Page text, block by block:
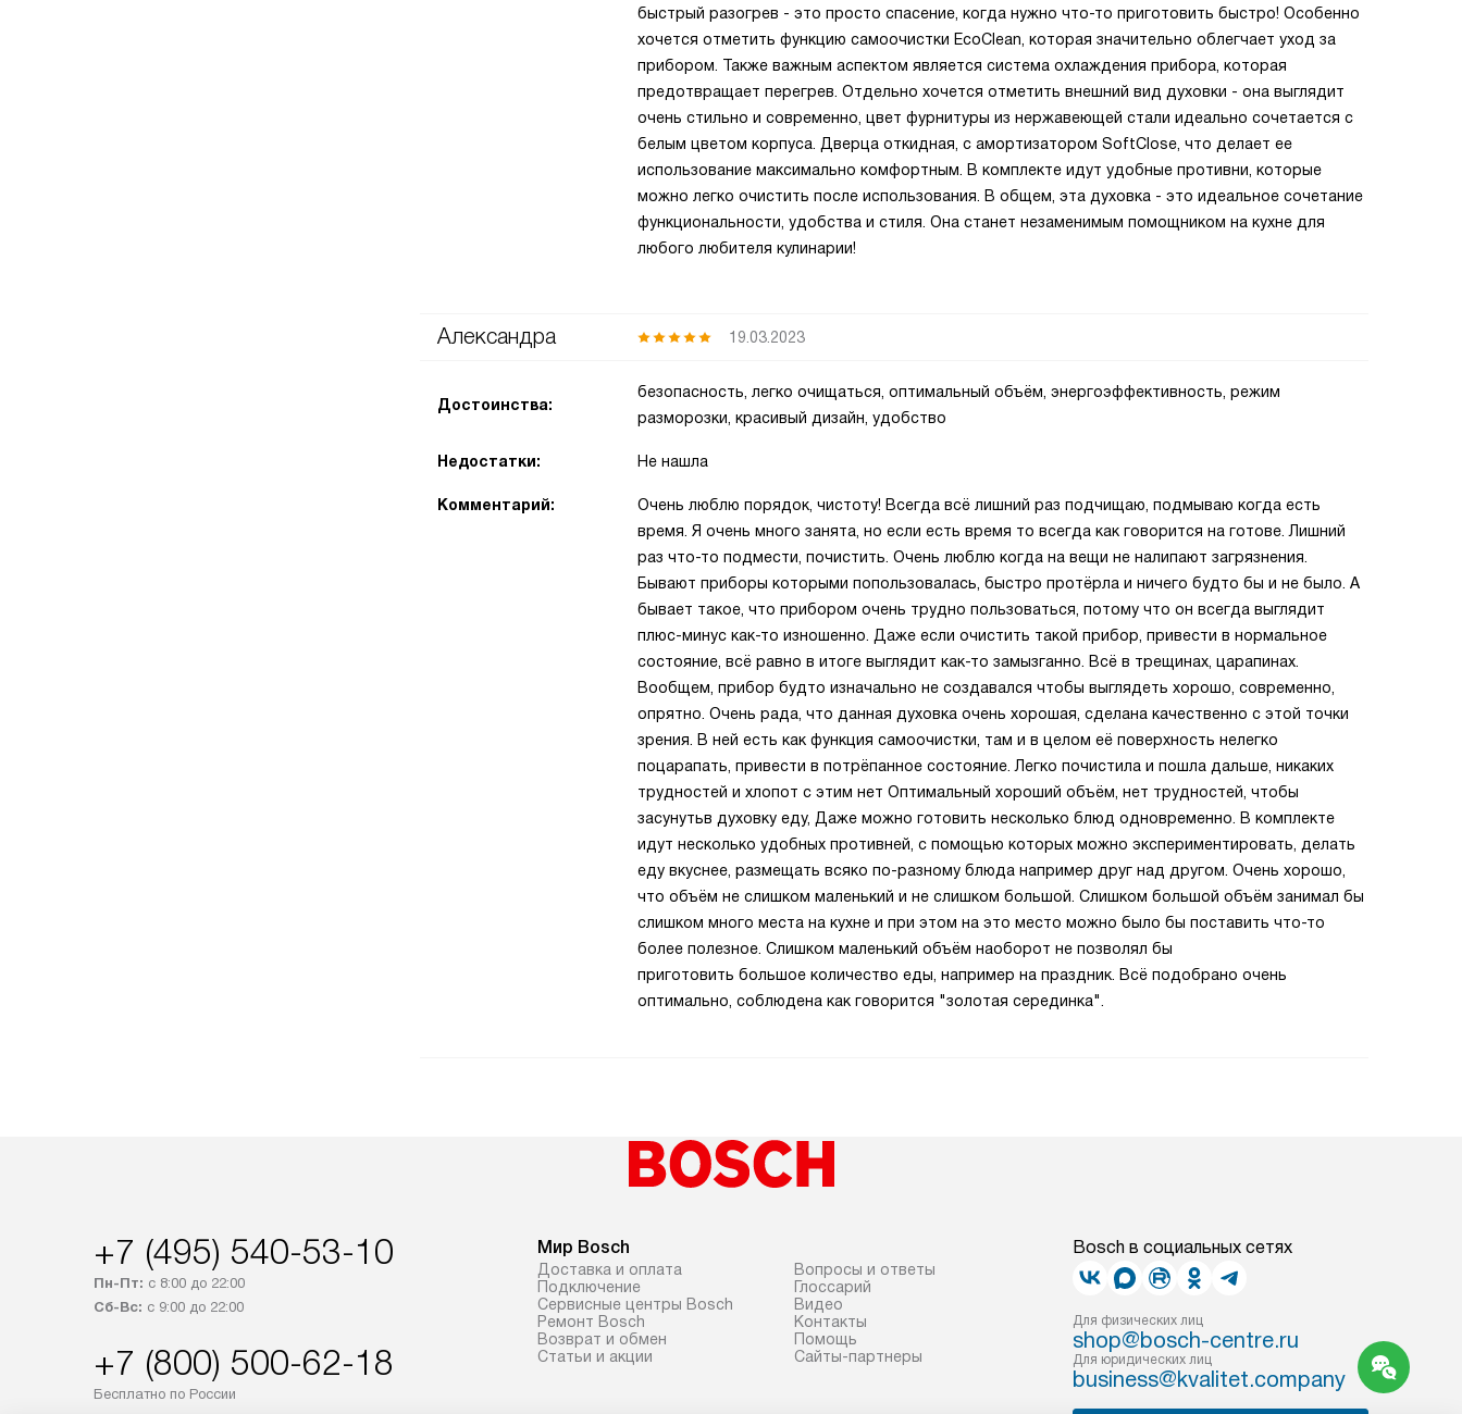
быстрый разогрев - это просто спасение, когда нужно что-то приготовить быстро! Особенно
хочется отметить функцию самоочистки EcoClean, которая значительно облегчает уход за
прибором. Также важным аспектом является система охлаждения прибора, которая
предотвращает перегрев. Отдельно хочется отметить внешний вид духовки - она выглядит
очень стильно и современно, цвет фурнитуры из нержавеющей стали идеально сочетается с
белым цветом корпуса. Дверца откидная, с амортизатором SoftClose, что делает ее
использование максимально комфортным. В комплекте идут удобные противни, которые
можно легко очистить после использования. В общем, эта духовка - это идеальное сочетание
функциональности, удобства и стиля. Она станет незаменимым помощником на кухне для
любого любителя кулинарии!
Александра 19.03.2023
Достоинства:
безопасность, легко очищаться, оптимальный объём, энергоэффективность, режим
разморозки, красивый дизайн, удобство
Недостатки: Не нашла
Комментарий:
Очень люблю порядок, чистоту! Всегда всё лишний раз подчищаю, подмываю когда есть
время. Я очень много занята, но если есть время то всегда как говорится на готове. Лишний
раз что-то подмести, почистить. Очень люблю когда на вещи не налипают загрязнения.
Бывают приборы которыми попользовалась, быстро протёрла и ничего будто бы и не было. А
бывает такое, что прибором очень трудно пользоваться, потому что он всегда выглядит
плюс-минус как-то изношенно. Даже если очистить такой прибор, привести в нормальное
состояние, всё равно в итоге выглядит как-то замызганно. Всё в трещинах, царапинах.
Вообщем, прибор будто изначально не создавался чтобы выглядеть хорошо, современно,
опрятно. Очень рада, что данная духовка очень хорошая, сделана качественно с этой точки
зрения. В ней есть как функция самоочистки, там и в целом её поверхность нелегко
поцарапать, привести в потрёпанное состояние. Легко почистила и пошла дальше, никаких
трудностей и хлопот с этим нет Оптимальный хороший объём, нет трудностей, чтобы
засунутьв духовку еду, Даже можно готовить несколько блюд одновременно. В комплекте
идут несколько удобных противней, с помощью которых можно экспериментировать, делать
еду вкуснее, размещать всяко по-разному блюда например друг над другом. Очень хорошо,
что объём не слишком маленький и не слишком большой. Слишком большой объём занимал бы
слишком много места на кухне и при этом на это место можно было бы поставить что-то
более полезное. Слишком маленький объём наоборот не позволял бы
приготовить большое количество еды, например на праздник. Всё подобрано очень
оптимально, соблюдена как говорится "золотая серединка".
+7 (495) 540-53-10
Пн-Пт: с 8:00 до 22:00
Сб-Вс: с 9:00 до 22:00
+7 (800) 500-62-18
Бесплатно по России
Мир Bosch
Доставка и оплата
Подключение
Сервисные центры Bosch
Ремонт Bosch
Возврат и обмен
Статьи и акции
Вопросы и ответы
Глоссарий
Видео
Контакты
Помощь
Сайты-партнеры
Bosch в социальных сетях
Для физических лиц
shop@bosch-centre.ru
Для юридических лиц
business@kvalitet.company